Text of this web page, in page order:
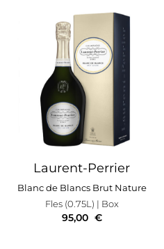
Laurent-Perrier
Blanc de Blancs Brut Nature
Fles (0.75L) | Box
95,00 €